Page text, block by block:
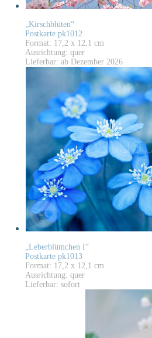
„Kirschblüten“
Postkarte pk1012
Format: 17,2 x 12,1 cm
Ausrichtung: quer
Lieferbar: ab Dezember 2026
„Leberblümchen I“
Postkarte pk1013
Format: 17,2 x 12,1 cm
Ausrichtung: quer
Lieferbar: sofort